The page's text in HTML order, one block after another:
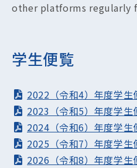
other platforms regularly
学生便覧
2022（令和4）年度学生
2023（令和5）年度学生
2024（令和6）年度学生
2025（令和7）年度学生
2026（令和8）年度学生